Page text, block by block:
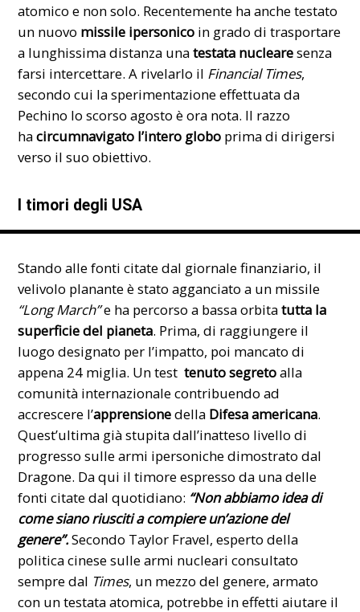
atomico e non solo. Recentemente ha anche testato
un nuovo missile ipersonico in grado di trasportare
a lunghissima distanza unatestata nuclearesenza
farsi intercettare. A rivelarlo il Financial Times,
secondo cui la sperimentazione effettuata da
Pechino lo scorso agosto è ora nota. Il razzo
hacircumnavigato l’intero globo prima di dirigersi
verso il suo obiettivo.
I timori degli USA
Stando alle fonti citate dal giornalefinanziario, il
velivolo planante è stato agganciato a un missile
“Long March”e ha percorso a bassa orbitatutta la
superficie del pianeta. Prima, di raggiungere il
luogo designato per l’impatto, poi mancato di
appena 24 miglia. Un testtenuto segretoalla
comunità internazionale contribuendo ad
accrescere l’apprensionedella Difesa americana.
Quest’ultima già stupita dall’inatteso livello di
progresso sulle armi ipersoniche dimostrato dal
Dragone. Da qui il timore espresso da una delle
fonti citate dal quotidiano: “Non abbiamo idea di
come siano riusciti a compiere un’azione del
genere”.Secondo Taylor Fravel, esperto della
politica cinese sulle armi nucleari consultato
sempre dal Times, un mezzo del genere, armato
con un testata atomica, potrebbe in effetti aiutare il